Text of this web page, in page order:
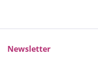
Newsletter